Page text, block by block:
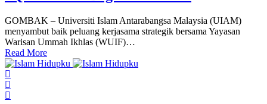
GOMBAK – Universiti Islam Antarabangsa Malaysia (UIAM)
menyambut baik peluang kerjasama strategik bersama Yayasan
Warisan Ummah Ikhlas (WUIF)…
Read More